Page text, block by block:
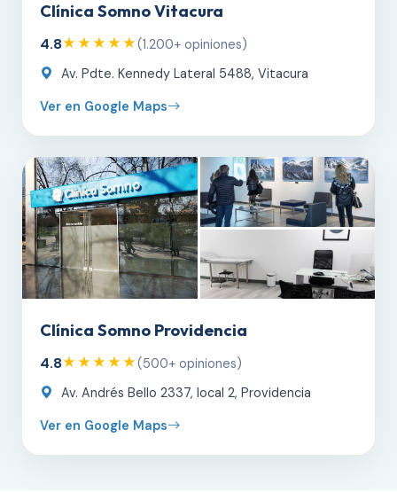
Clínica Somno Vitacura
4.8★★★★★(1.200+ opiniones)
Av. Pdte. Kennedy Lateral 5488, Vitacura
Ver en Google Maps
Clínica Somno Providencia
4.8★★★★★(500+ opiniones)
Av. Andrés Bello 2337, local 2, Providencia
Ver en Google Maps